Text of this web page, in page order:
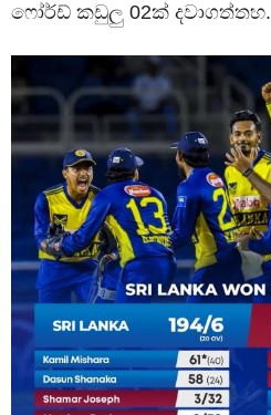
ෆෝර්ඩ් කඩුලු 02ක් දවාගත්තහ.